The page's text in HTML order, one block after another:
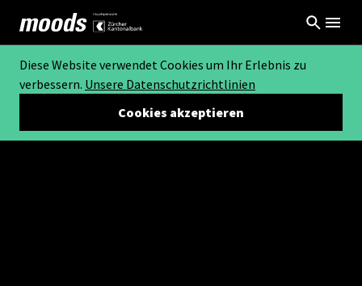
Diese Website verwendet Cookies um Ihr Erlebnis zu
verbessern. Unsere Datenschutzrichtlinien
Cookies akzeptieren